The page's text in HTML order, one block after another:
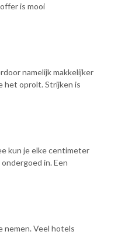
is mooi
namelijk makkelijker
het oprolt. Strijken is
kun je elke centimeter
in. Een
nemen. Veel hotels